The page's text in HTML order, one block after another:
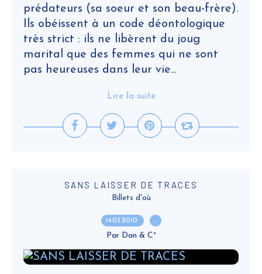
prédateurs (sa soeur et son beau-frère).
Ils obéissent à un code déontologique
très strict : ils ne libèrent du joug
marital que des femmes qui ne sont
pas heureuses dans leur vie...
Lire la suite
SANS LAISSER DE TRACES
Billets d'où
14.03.2010 …
Par Dan & C°